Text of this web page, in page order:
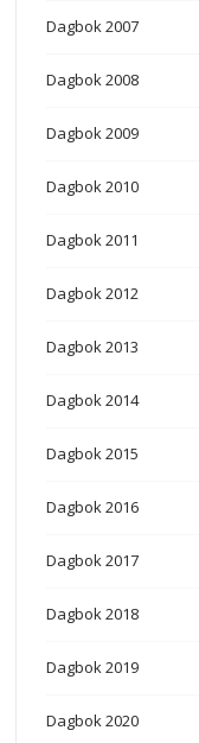
Dagbok 2007
Dagbok 2008
Dagbok 2009
Dagbok 2010
Dagbok 2011
Dagbok 2012
Dagbok 2013
Dagbok 2014
Dagbok 2015
Dagbok 2016
Dagbok 2017
Dagbok 2018
Dagbok 2019
Dagbok 2020